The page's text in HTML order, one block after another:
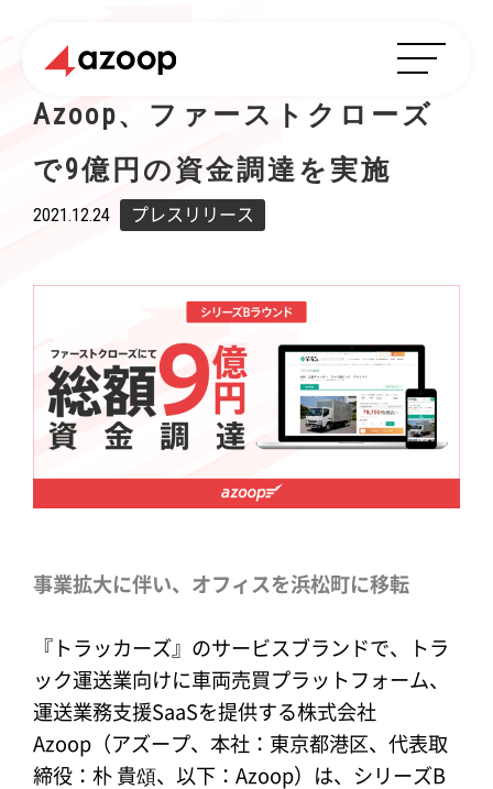
Azoop、ファーストクローズ
で9億円の資金調達を実施
2021.12.24 プレスリリース
事業拡大に伴い、オフィスを浜松町に移転
『トラッカーズ』のサービスブランドで、トラ
ック運送業向けに車両売買プラットフォーム、
運送業務支援SaaSを提供する株式会社
Azoop（アズープ、本社：東京都港区、代表取
締役：朴 貴頌、以下：Azoop）は、シリーズB